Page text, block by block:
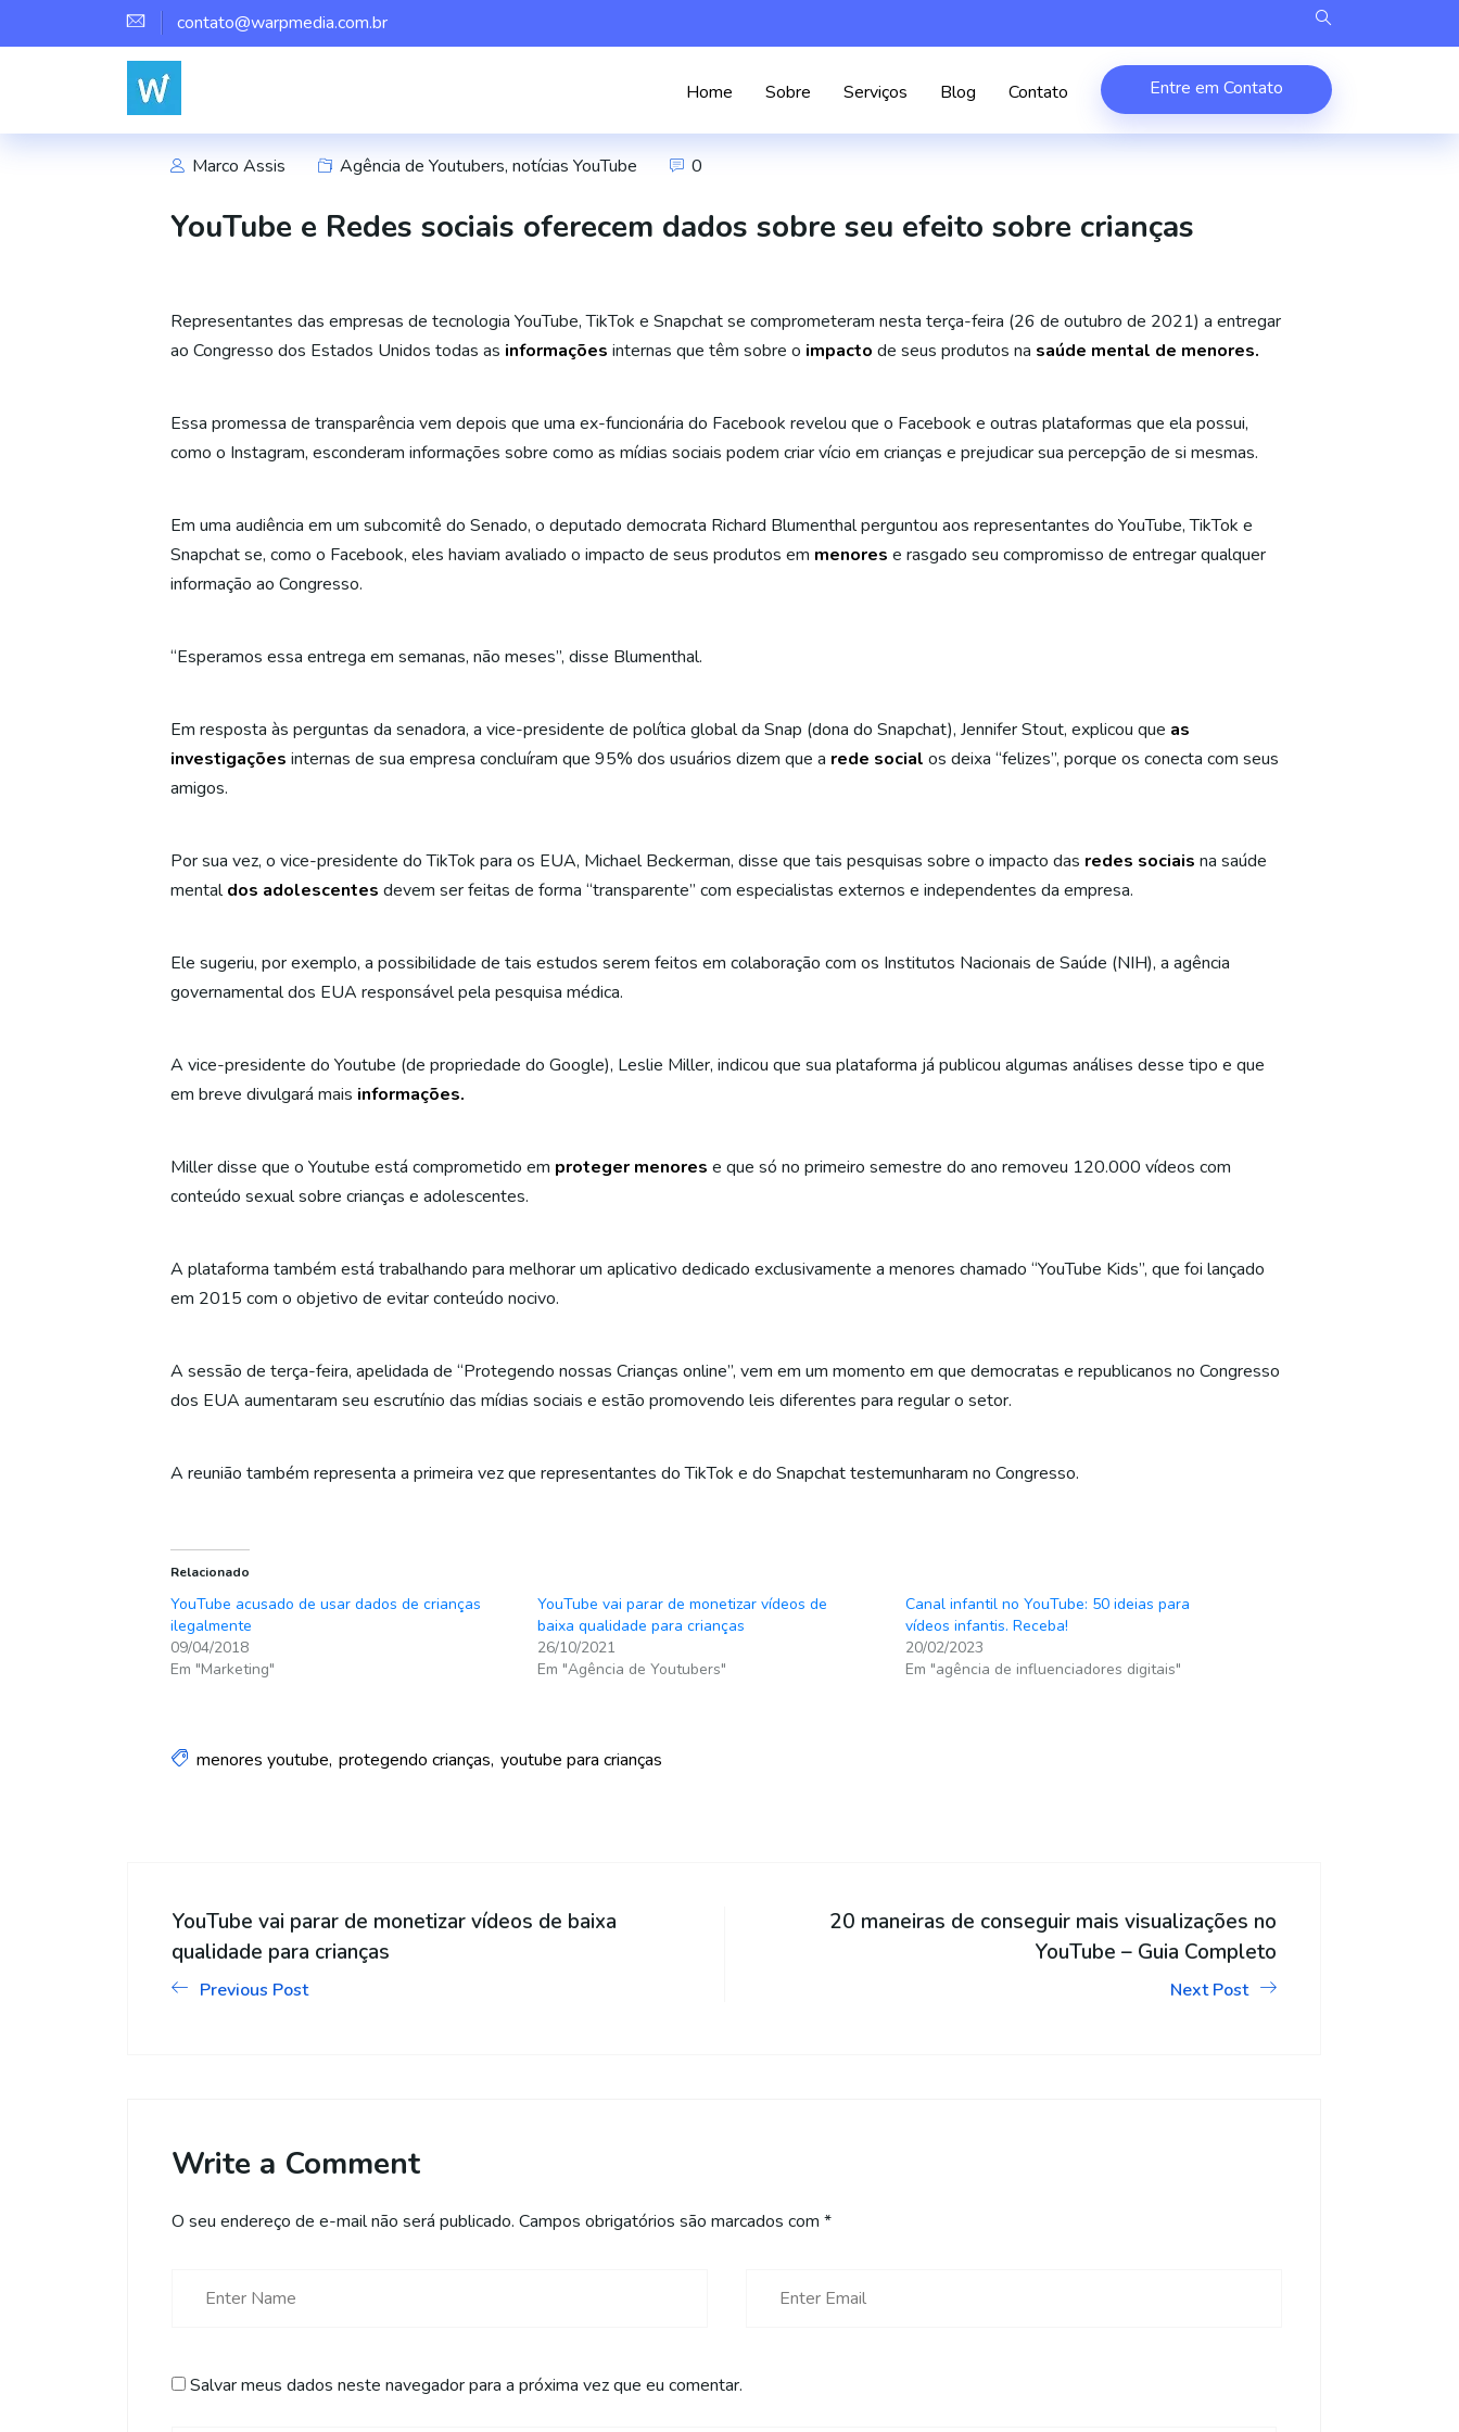
contato@warpmedia.com.br
Home Sobre Serviços Blog Contato Entre em Contato
Marco Assis Agência de Youtubers, notícias YouTube 0
YouTube e Redes sociais oferecem dados sobre seu efeito sobre crianças
Representantes das empresas de tecnologia YouTube, TikTok e Snapchat se comprometeram nesta terça-feira (26 de outubro de 2021) a entregar
ao Congresso dos Estados Unidos todas as informações internas que têm sobre o impacto de seus produtos na saúde mental de menores.
Essa promessa de transparência vem depois que uma ex-funcionária do Facebook revelou que o Facebook e outras plataformas que ela possui,
como o Instagram, esconderam informações sobre como as mídias sociais podem criar vício em crianças e prejudicar sua percepção de si mesmas.
Em uma audiência em um subcomitê do Senado, o deputado democrata Richard Blumenthal perguntou aos representantes do YouTube, TikTok e
Snapchat se, como o Facebook, eles haviam avaliado o impacto de seus produtos em menores e rasgado seu compromisso de entregar qualquer
informação ao Congresso.
“Esperamos essa entrega em semanas, não meses”, disse Blumenthal.
Em resposta às perguntas da senadora, a vice-presidente de política global da Snap (dona do Snapchat), Jennifer Stout, explicou que as
investigações internas de sua empresa concluíram que 95% dos usuários dizem que a rede social os deixa “felizes”, porque os conecta com seus
amigos.
Por sua vez, o vice-presidente do TikTok para os EUA, Michael Beckerman, disse que tais pesquisas sobre o impacto das redes sociais na saúde
mentaldos adolescentes devem ser feitas de forma “transparente” com especialistas externos e independentes da empresa.
Ele sugeriu, por exemplo, a possibilidade de tais estudos serem feitos em colaboração com os Institutos Nacionais de Saúde (NIH), a agência
governamental dos EUA responsável pela pesquisa médica.
A vice-presidente do Youtube (de propriedade do Google), Leslie Miller, indicou que sua plataforma já publicou algumas análises desse tipo e que
em breve divulgará mais informações.
Miller disse que o Youtube está comprometido em proteger menores e que só no primeiro semestre do ano removeu 120.000 vídeos com
conteúdo sexual sobre crianças e adolescentes.
A plataforma também está trabalhando para melhorar um aplicativo dedicado exclusivamente a menores chamado “YouTube Kids”, que foi lançado
em 2015 com o objetivo de evitar conteúdo nocivo.
A sessão de terça-feira, apelidada de “Protegendo nossas Crianças online”, vem em um momento em que democratas e republicanos no Congresso
dos EUA aumentaram seu escrutínio das mídias sociais e estão promovendo leis diferentes para regular o setor.
A reunião também representa a primeira vez que representantes do TikTok e do Snapchat testemunharam no Congresso.
Relacionado
YouTube acusado de usar dados de crianças
ilegalmente
09/04/2018
Em "Marketing"
YouTube vai parar de monetizar vídeos de
baixa qualidade para crianças
26/10/2021
Em "Agência de Youtubers"
Canal infantil no YouTube: 50 ideias para
vídeos infantis. Receba!
20/02/2023
Em "agência de influenciadores digitais"
menores youtube protegendo crianças youtube para crianças
YouTube vai parar de monetizar vídeos de baixa
qualidade para crianças
Previous Post
20 maneiras de conseguir mais visualizações no
YouTube – Guia Completo
Next Post
Write a Comment
O seu endereço de e-mail não será publicado. Campos obrigatórios são marcados com *
Salvar meus dados neste navegador para a próxima vez que eu comentar.